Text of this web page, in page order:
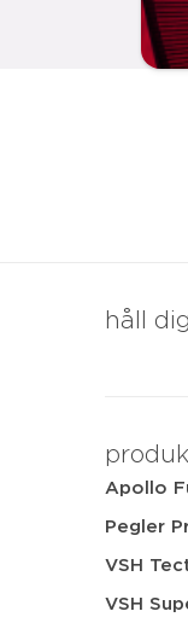
håll
Apollo
Pegler
VSH
VSH